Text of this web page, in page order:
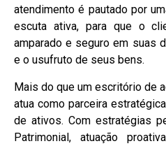
atendimento é pautado por
escuta ativa, para que o
amparado e seguro em suas
e o usufruto de seus bens.
Mais do que um escritório de
atua como parceira
de ativos. Com estratégias
Patrimonial, atuação